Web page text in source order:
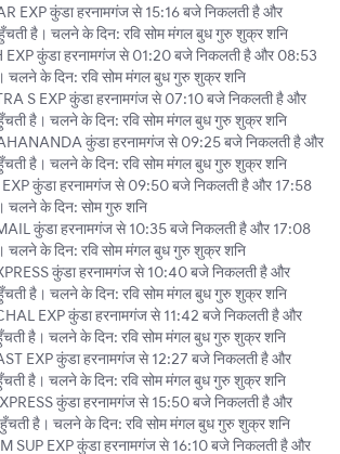
EXP कुंडा हरनामगंज से 15:16 बजे निकलती है और
है। चलने के दिन: रवि सोम मंगल बुध गुरु शुक्र शनि
कुंडा हरनामगंज से 01:20 बजे निकलती है और 08:53
चलने के दिन: रवि सोम मंगल बुध गुरु शुक्र शनि
S EXP कुंडा हरनामगंज से 07:10 बजे निकलती है और
है। चलने के दिन: रवि सोम मंगल बुध गुरु शुक्र शनि
कुंडा हरनामगंज से 09:25 बजे निकलती है और
है। चलने के दिन: रवि सोम मंगल बुध गुरु शुक्र शनि
कुंडा हरनामगंज से 09:50 बजे निकलती है और 17:58
चलने के दिन: सोम गुरु शनि
कुंडा हरनामगंज से 10:35 बजे निकलती है और 17:08
चलने के दिन: रवि सोम मंगल बुध गुरु शुक्र शनि
कुंडा हरनामगंज से 10:40 बजे निकलती है और
है। चलने के दिन: रवि सोम मंगल बुध गुरु शुक्र शनि
EXP कुंडा हरनामगंज से 11:42 बजे निकलती है और
है। चलने के दिन: रवि सोम मंगल बुध गुरु शुक्र शनि
EXP कुंडा हरनामगंज से 12:27 बजे निकलती है और
है। चलने के दिन: रवि सोम मंगल बुध गुरु शुक्र शनि
कुंडा हरनामगंज से 15:50 बजे निकलती है और
है। चलने के दिन: रवि सोम मंगल बुध गुरु शुक्र शनि
SUP EXP कुंडा हरनामगंज से 16:10 बजे निकलती है और